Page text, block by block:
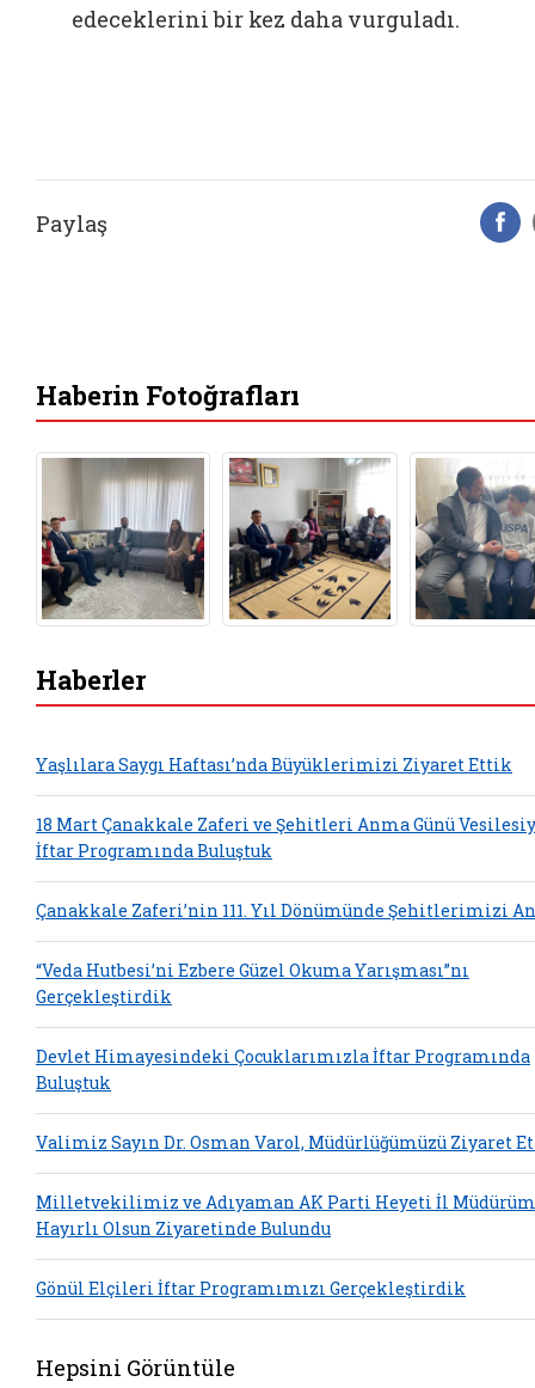
edeceklerini bir kez daha vurguladı.
Paylaş
Haberin Fotoğrafları
Haberler
Yaşlılara Saygı Haftası’nda Büyüklerimizi Ziyaret Ettik
18 Mart Çanakkale Zaferi ve Şehitleri Anma Günü
İftar Programında Buluştuk
Çanakkale Zaferi’nin 111. Yıl Dönümünde Şehitlerimizi
“Veda Hutbesi’ni Ezbere Güzel Okuma Yarışması”nı
Gerçekleştirdik
Devlet Himayesindeki Çocuklarımızla İftar Programında
Buluştuk
Valimiz Sayın Dr. Osman Varol, Müdürlüğümüzü Ziyaret
Milletvekilimiz ve Adıyaman AK Parti Heyeti İl
Hayırlı Olsun Ziyaretinde Bulundu
Gönül Elçileri İftar Programımızı Gerçekleştirdik
Hepsini Görüntüle